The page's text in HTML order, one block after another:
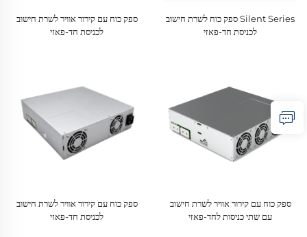
Silent Series ספק כוח לשרת חישוב
לכניסת חד-פאזי
ספק כוח עם קירור אוויר לשרת חישוב
לכניסת חד-פאזי
ספק כוח עם קירור אוויר לשרת חישוב
עם שתי כניסות לחד-פאזי
ספק כוח עם קירור אוויר לשרת חישוב
לכניסת חד-פאזי